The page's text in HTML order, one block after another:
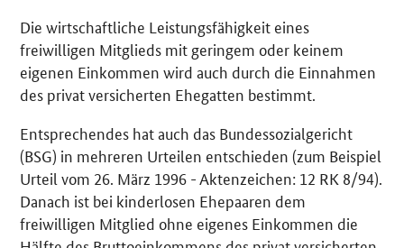
Die wirtschaftliche Leistungsfähigkeit eines
freiwilligen Mitglieds mit geringem oder keinem
eigenen Einkommen wird auch durch die Einnahmen
des privat versicherten Ehegatten bestimmt.
Entsprechendes hat auch das Bundessozialgericht
(BSG) in mehreren Urteilen entschieden (zum Beispiel
Urteil vom 26. März 1996 - Aktenzeichen: 12 RK 8/94).
Danach ist bei kinderlosen Ehepaaren dem
freiwilligen Mitglied ohne eigenes Einkommen die